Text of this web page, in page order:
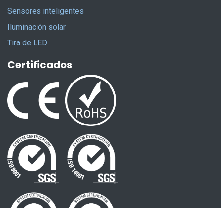
Sensores inteligentes
Iluminación solar
Tira de LED
Certificados